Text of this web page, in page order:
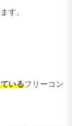
す。
いるフリーコン